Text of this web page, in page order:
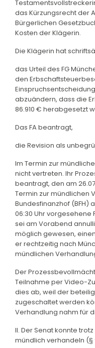
das Kürzungsrecht der
Bürgerlichen
Kosten der Klägerin.
Die Klägerin hat
das Urteil des FG
den
abzuändern, dass die
86.910 € herabgesetzt
Das FA beantragt,
die Revision als
Im Termin zur
nicht vertreten. Ihr
beantragt, den am
Termin zur mündlichen
Bundesfinanzhof (BFH)
06:30 Uhr vorgesehene
sei am Vorabend
möglich gewesen,
er rechtzeitig nach
mündlichen
Der
Teilnahme per Video-
dies ab, weil der
zugeschaltet werden
Verhandlung nahm für
II. Der Senat konnte
mündlich verhandeln (§